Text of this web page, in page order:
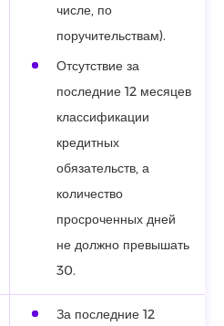
числе, по
поручительствам).
Отсутствие за
последние 12 месяцев
классификации
кредитных
обязательств, а
количество
просроченных дней
не должно превышать
30.
За последние 12